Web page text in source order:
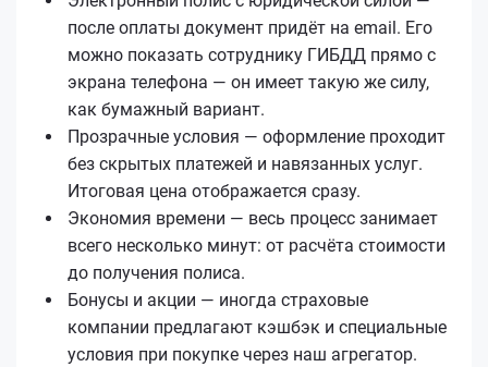
после оплаты документ придёт на email. Его
можно показать сотруднику ГИБДД прямо с
экрана телефона — он имеет такую же силу,
как бумажный вариант.
Прозрачные условия — оформление проходит
без скрытых платежей и навязанных услуг.
Итоговая цена отображается сразу.
Экономия времени — весь процесс занимает
всего несколько минут: от расчёта стоимости
до получения полиса.
Бонусы и акции — иногда страховые
компании предлагают кэшбэк и специальные
условия при покупке через наш агрегатор.